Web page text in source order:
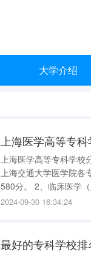
大学介绍
上海医学高等专
上海医学高等专科学校分数线是多少？ 上海交通大学医学
上海交通大学医学院各专业最低录取
580分。 2、临床医学（八年制本博连读法语班）：580分。 3、临床医学（八年制本博连读口腔方
2024-09-30 16:34:24
最好的专科学校